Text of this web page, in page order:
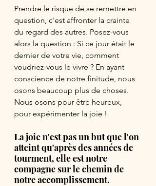
Prendre le risque de se remettre en
question, c'est affronter la crainte
du regard des autres. Posez-vous
alors la question : Si ce jour était le
dernier de votre vie, comment
voudriez-vous le vivre ? En ayant
conscience de notre finitude, nous
osons beaucoup plus de choses.
Nous osons pour être heureux,
pour expérimenter la joie !
La joie n'est pas un but que l'on
atteint qu'après des années de
tourment, elle est notre
compagne sur le chemin de
notre accomplissement.